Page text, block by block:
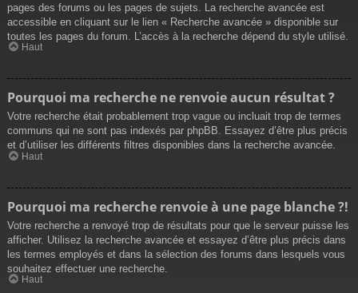
pages des forums ou les pages de sujets. La recherche avancée est
accessible en cliquant sur le lien « Recherche avancée » disponible sur
toutes les pages du forum. L’accès à la recherche dépend du style utilisé.
Haut
Pourquoi ma recherche ne renvoie aucun résultat ?
Votre recherche était probablement trop vague ou incluait trop de termes
communs qui ne sont pas indexés par phpBB. Essayez d’être plus précis
et d’utiliser les différents filtres disponibles dans la recherche avancée.
Haut
Pourquoi ma recherche renvoie à une page blanche ?!
Votre recherche a renvoyé trop de résultats pour que le serveur puisse les
afficher. Utilisez la recherche avancée et essayez d’être plus précis dans
les termes employés et dans la sélection des forums dans lesquels vous
souhaitez effectuer une recherche.
Haut